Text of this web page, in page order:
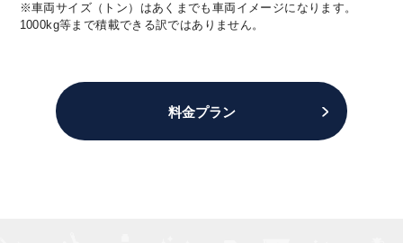
※車両サイズ（トン）はあくまでも車両イメージになります。
1000kg等まで積載できる訳ではありません。
料金プラン